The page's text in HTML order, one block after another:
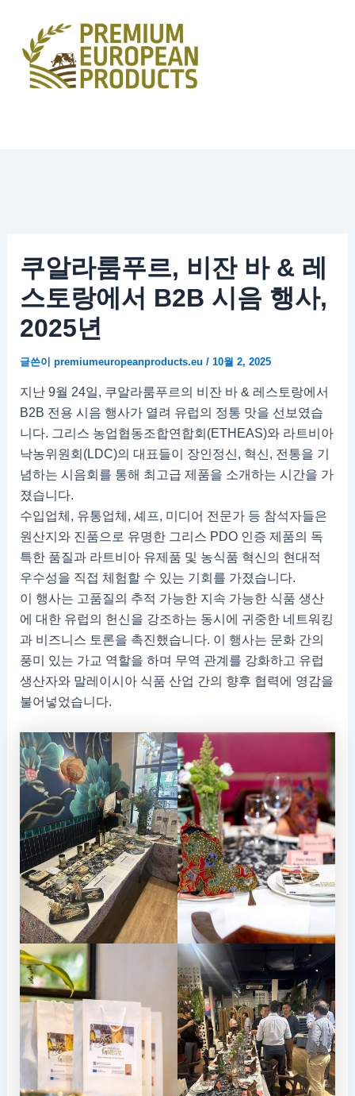
쿠알라룸푸르, 비잔 바 & 레
스토랑에서 B2B 시음 행사,
2025년
글쓴이 premiumeuropeanproducts.eu / 10월 2, 2025
지난 9월 24일, 쿠알라룸푸르의 비잔 바 & 레스토랑에서
B2B 전용 시음 행사가 열려 유럽의 정통 맛을 선보였습
니다. 그리스 농업협동조합연합회(ETHEAS)와 라트비아
낙농위원회(LDC)의 대표들이 장인정신, 혁신, 전통을 기
념하는 시음회를 통해 최고급 제품을 소개하는 시간을 가
졌습니다.
수입업체, 유통업체, 셰프, 미디어 전문가 등 참석자들은
원산지와 진품으로 유명한 그리스 PDO 인증 제품의 독
특한 품질과 라트비아 유제품 및 농식품 혁신의 현대적
우수성을 직접 체험할 수 있는 기회를 가졌습니다.
이 행사는 고품질의 추적 가능한 지속 가능한 식품 생산
에 대한 유럽의 헌신을 강조하는 동시에 귀중한 네트워킹
과 비즈니스 토론을 촉진했습니다. 이 행사는 문화 간의
풍미 있는 가교 역할을 하며 무역 관계를 강화하고 유럽
생산자와 말레이시아 식품 산업 간의 향후 협력에 영감을
불어넣었습니다.